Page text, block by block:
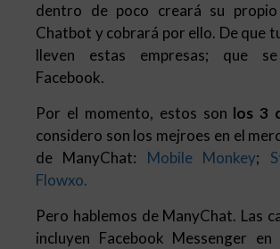
dentro de poco creará su
Chatbot y cobrará por ello. De que
lleven estas empresas; que
Facebook.
Por el momento, estos son los 3
considero son los mejroes en el
de ManyChat: Mobile Monkey;
Flowxo.
Pero hablemos de ManyChat. Las
incluyen Facebook Messenger en